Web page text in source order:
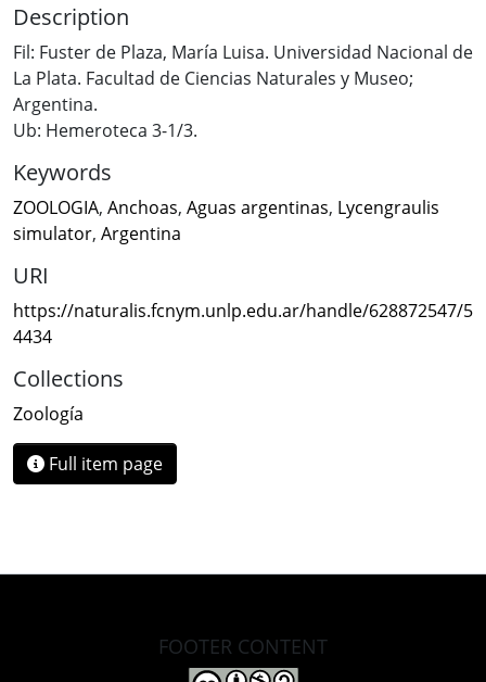
Description
Fil: Fuster de Plaza, María Luisa. Universidad Nacional de
La Plata. Facultad de Ciencias Naturales y Museo;
Argentina.
Ub: Hemeroteca 3-1/3.
Keywords
ZOOLOGIA, Anchoas, Aguas argentinas, Lycengraulis
simulator, Argentina
URI
https://naturalis.fcnym.unlp.edu.ar/handle/628872547/5
4434
Collections
Zoología
Full item page
FOOTER CONTENT